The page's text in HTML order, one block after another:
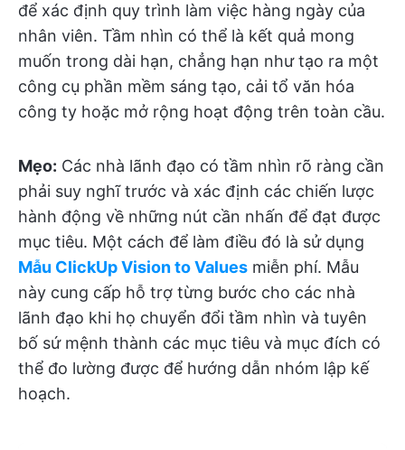
để xác định quy trình làm việc hàng ngày của
nhân viên. Tầm nhìn có thể là kết quả mong
muốn trong dài hạn, chẳng hạn như tạo ra một
công cụ phần mềm sáng tạo, cải tổ văn hóa
công ty hoặc mở rộng hoạt động trên toàn cầu.
Mẹo: Các nhà lãnh đạo có tầm nhìn rõ ràng cần
phải suy nghĩ trước và xác định các chiến lược
hành động về những nút cần nhấn để đạt được
mục tiêu. Một cách để làm điều đó là sử dụng
Mẫu ClickUp Vision to Values miễn phí. Mẫu
này cung cấp hỗ trợ từng bước cho các nhà
lãnh đạo khi họ chuyển đổi tầm nhìn và tuyên
bố sứ mệnh thành các mục tiêu và mục đích có
thể đo lường được để hướng dẫn nhóm lập kế
hoạch.